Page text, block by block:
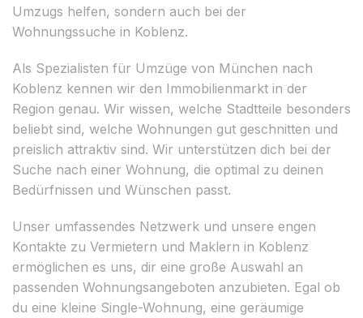
Umzugs helfen, sondern auch bei der
Wohnungssuche in Koblenz.
Als Spezialisten für Umzüge von München nach
Koblenz kennen wir den Immobilienmarkt in der
Region genau. Wir wissen, welche Stadtteile besonders
beliebt sind, welche Wohnungen gut geschnitten und
preislich attraktiv sind. Wir unterstützen dich bei der
Suche nach einer Wohnung, die optimal zu deinen
Bedürfnissen und Wünschen passt.
Unser umfassendes Netzwerk und unsere engen
Kontakte zu Vermietern und Maklern in Koblenz
ermöglichen es uns, dir eine große Auswahl an
passenden Wohnungsangeboten anzubieten. Egal ob
du eine kleine Single-Wohnung, eine geräumige